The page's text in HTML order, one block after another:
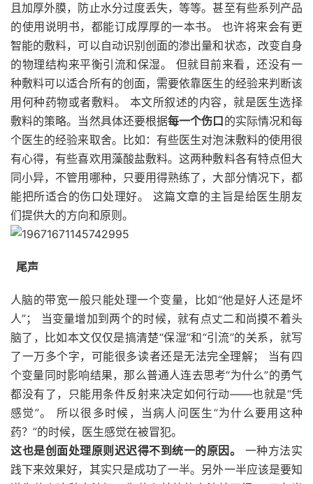
且加厚外膜，防止水分过度丢失，等等。甚至有些系列产品
的使用说明书，都能订成厚厚的一本书。 也许将来会有更
智能的敷料，可以自动识别创面的渗出量和状态，改变自身
的物理结构来平衡引流和保湿。 但就目前来看，还没有一
种敷料可以适合所有的创面，需要依靠医生的经验来判断该
用何种药物或者敷料。 本文所叙述的内容，就是医生选择
敷料的策略。当然具体还要根据每一个伤口的实际情况和每
个医生的经验来取舍。比如：有些医生对泡沫敷料的使用很
有心得，有些喜欢用藻酸盐敷料。这两种敷料各有特点但大
同小异，不管用哪种，只要用得熟练了，大部分情况下，都
能把所适合的伤口处理好。 这篇文章的主旨是给医生朋友
们提供大的方向和原则。
尾声
人脑的带宽一般只能处理一个变量，比如“他是好人还是坏
人”； 当变量增加到两个的时候，就有点丈二和尚摸不着头
脑了，比如本文仅仅是搞清楚“保湿”和“引流”的关系，就写
了一万多个字，可能很多读者还是无法完全理解； 当有四
个变量同时影响结果，那么普通人连去思考“为什么”的勇气
都没有了，只能用条件反射来决定如何行动——也就是“凭
感觉”。 所以很多时候，当病人问医生“为什么要用这种
药？”的时候，医生感觉在被冒犯。
这也是创面处理原则迟迟得不到统一的原因。
一种方法实
践下来效果好，其实只是成功了一半。另外一半应该是要知